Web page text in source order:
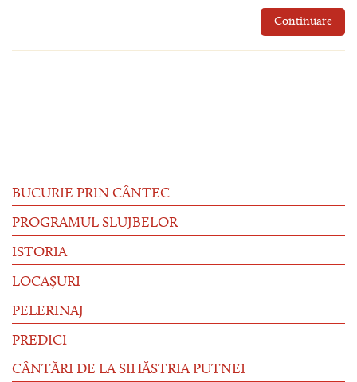
Continuare
BUCURIE PRIN CÂNTEC
PROGRAMUL SLUJBELOR
ISTORIA
LOCAȘURI
PELERINAJ
PREDICI
CÂNTĂRI DE LA SIHĂSTRIA PUTNEI